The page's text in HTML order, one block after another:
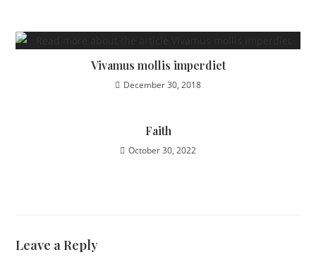
Vivamus mollis imperdiet
December 30, 2018
Faith
October 30, 2022
Leave a Reply